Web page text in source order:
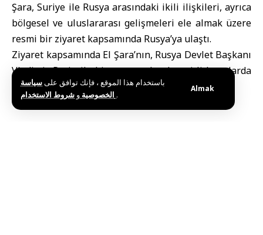
باستخدام هذا الموقع ، فإنك توافق علىسياسة
الخصوصية و .
Almak
Şara, Suriye ile Rusya arasındaki ikili ilişkileri, ayrıca
bölgesel ve uluslararası gelişmeleri ele almak üzere
resmi bir ziyaret kapsamında Rusya’ya ulaştı.
Ziyaret kapsamında El Şara’nın, Rusya Devlet Başkanı
Vladimir Putinile bir araya gelerek çeşitli konularda
görüşmelerde bulunması bekleniyor.